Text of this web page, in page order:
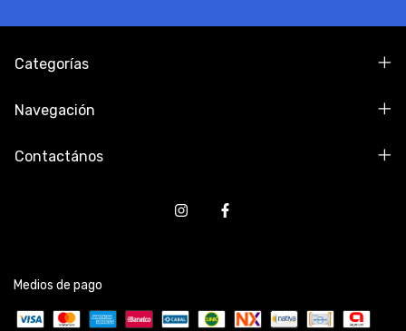
Categorías
Navegación
Contactános
Medios de pago